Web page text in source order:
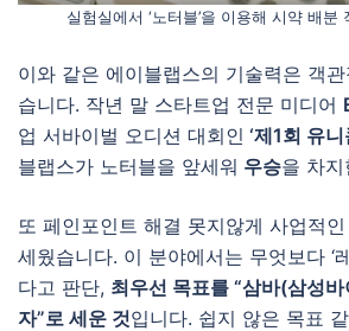
실험실에서 ‘노터블’을 이용해 시약 배분
이와 같은 에이블랩스의 기술력은 객
습니다. 작년 말 스타트업 전문 미디어
업 서바이벌 오디션 대회인 ‘제1회 유
블랩스가 노터블을 앞세워 우승을 차
또 페인포인트 해결 못지않게 사업적
세웠습니다. 이 분야에서는 무엇보다 ‘
다고 판단, 최우선 목표를 “삼바(삼성
자”로 세운 것입니다. 쉽지 않은 목표